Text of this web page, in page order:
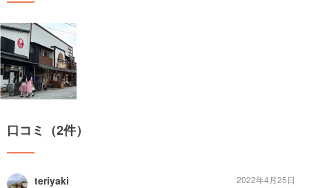
口コミ（2件）
teriyaki
2022年4月25日